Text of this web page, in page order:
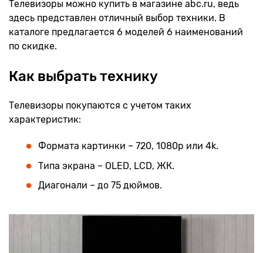
Телевизоры можно купить в магазине abc.ru, ведь
здесь представлен отличный выбор техники. В
каталоге предлагается 6 моделей 6 наименований
по скидке.
Как выбрать технику
Телевизоры покупаются с учетом таких
характеристик:
Формата картинки – 720, 1080р или 4k.
Типа экрана – OLED, LCD, ЖК.
Диагонали – до 75 дюймов.